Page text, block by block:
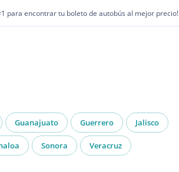
para encontrar tu boleto de autobús al mejor precio!
Guanajuato Guerrero Jalisco
Sonora Veracruz